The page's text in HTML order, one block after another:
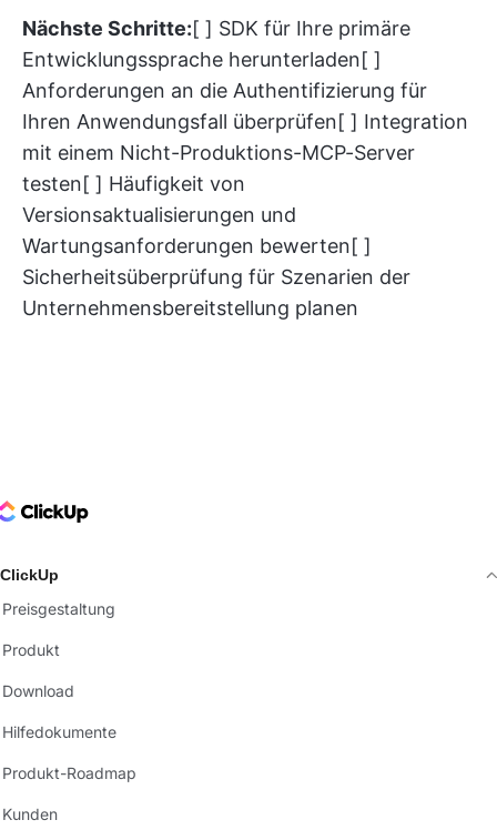
Nächste Schritte:[ ] SDK für Ihre primäre
Entwicklungssprache herunterladen[ ]
Anforderungen an die Authentifizierung für
Ihren Anwendungsfall überprüfen[ ] Integration
mit einem Nicht-Produktions-MCP-Server
testen[ ] Häufigkeit von
Versionsaktualisierungen und
Wartungsanforderungen bewerten[ ]
Sicherheitsüberprüfung für Szenarien der
Unternehmensbereitstellung planen
Logo
ClickUp
Preisgestaltung
Produkt
Download
Hilfedokumente
Produkt-Roadmap
Kunden